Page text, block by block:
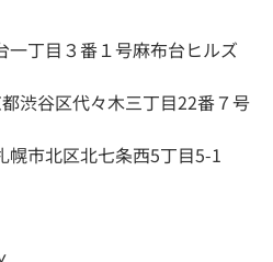
丁目３番１号麻布台ヒルズ
渋谷区代々木三丁目22番７号
市北区北七条西5丁目5-1